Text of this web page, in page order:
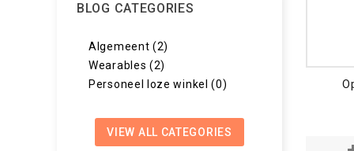
BLOG CATEGORIES
Algemeent (2)
Wearables (2)
Personeel loze winkel (0)
VIEW ALL CATEGORIES